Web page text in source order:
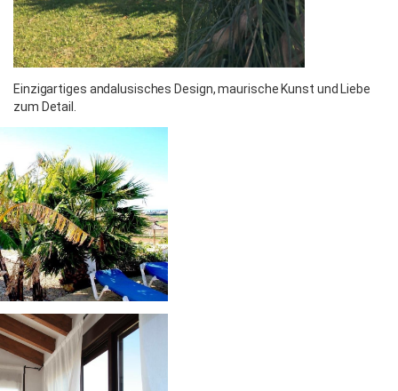
Einzigartiges andalusisches Design, maurische Kunst und Liebe
zum Detail.